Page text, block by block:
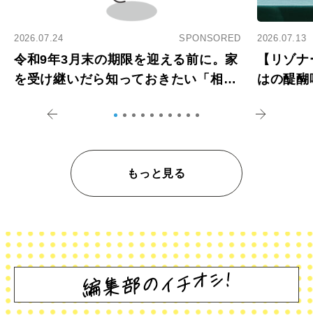
2026.07.24 SPONSORED
令和9年3月末の期限を迎える前に。家
を受け継いだら知っておきたい「相続
2026.07.13
【リゾ
はの醍
もっと見る